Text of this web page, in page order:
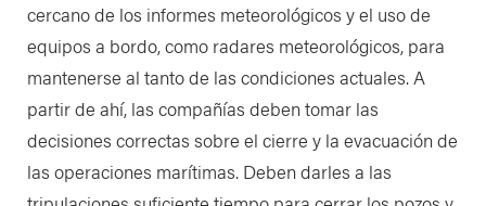
cercano de los informes meteorológicos y el uso de
equipos a bordo, como radares meteorológicos, para
mantenerse al tanto de las condiciones actuales. A
partir de ahí, las compañías deben tomar las
decisiones correctas sobre el cierre y la evacuación de
las operaciones marítimas. Deben darles a las